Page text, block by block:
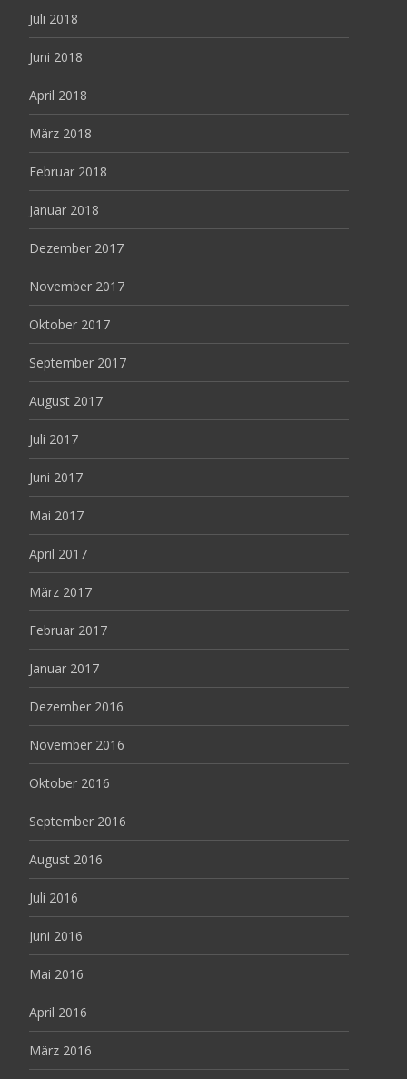
Juli 2018
Juni 2018
April 2018
März 2018
Februar 2018
Januar 2018
Dezember 2017
November 2017
Oktober 2017
September 2017
August 2017
Juli 2017
Juni 2017
Mai 2017
April 2017
März 2017
Februar 2017
Januar 2017
Dezember 2016
November 2016
Oktober 2016
September 2016
August 2016
Juli 2016
Juni 2016
Mai 2016
April 2016
März 2016